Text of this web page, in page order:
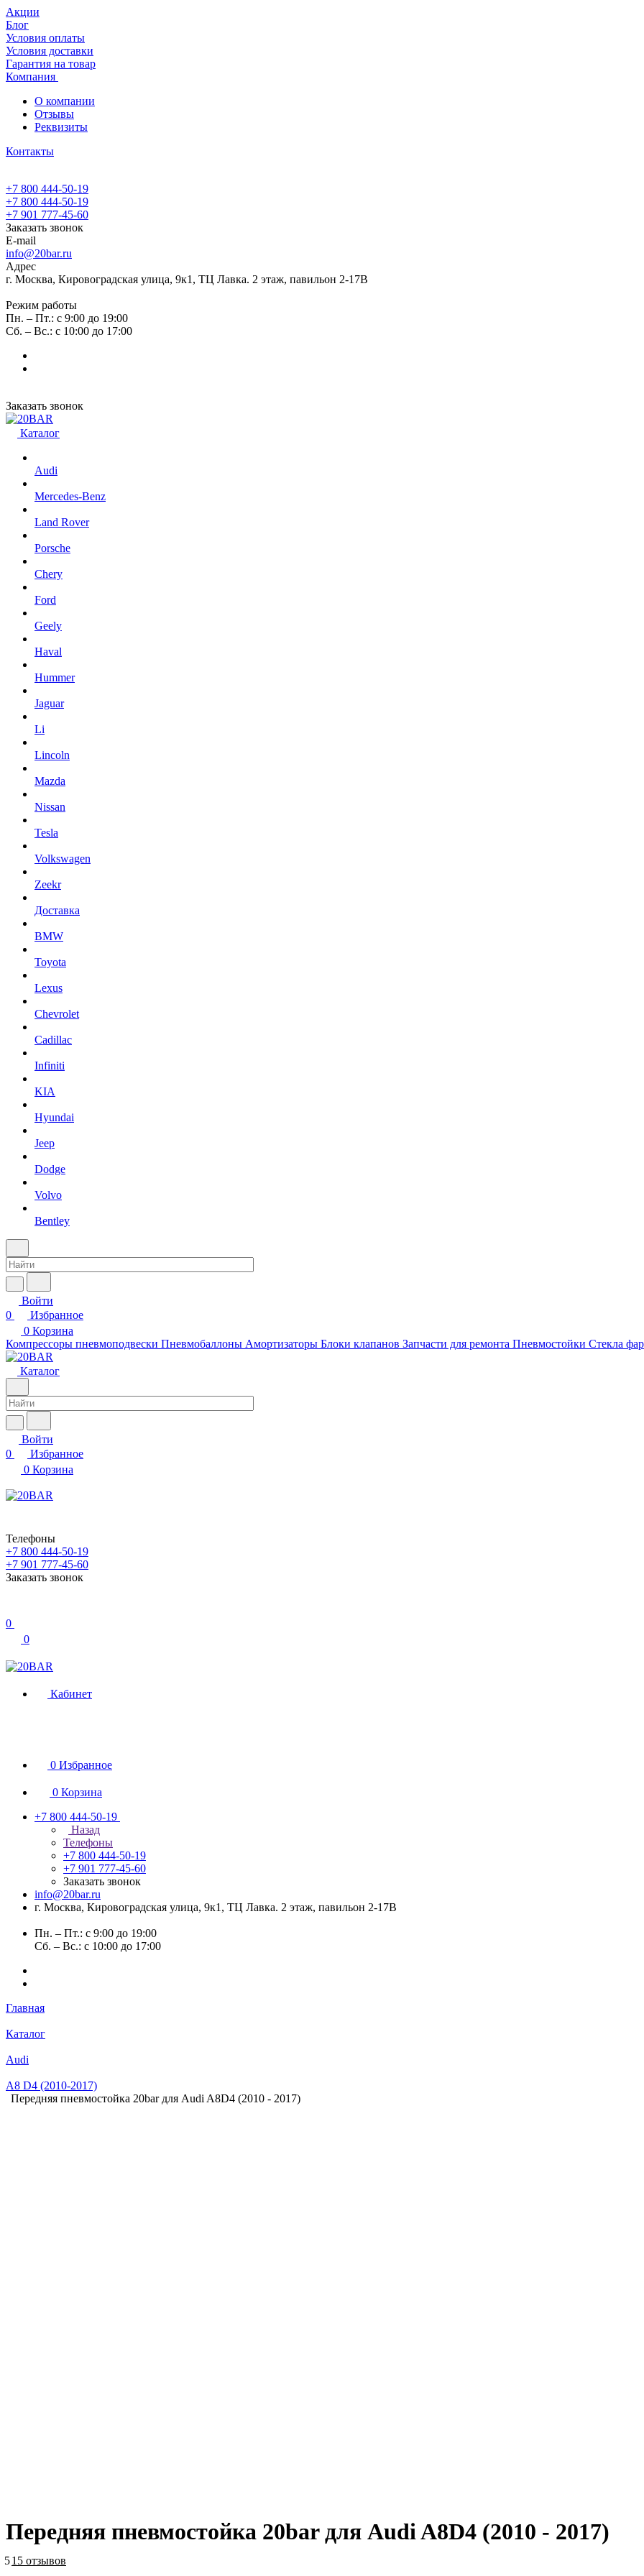
Акции
Блог
Условия оплаты
Условия доставки
Гарантия на товар
Компания
О компании
Отзывы
Реквизиты
Контакты
+7 800 444-50-19
+7 800 444-50-19
+7 901 777-45-60
Заказать звонок
E-mail
info@20bar.ru
Адрес
г. Москва, Кировоградская улица, 9к1, ТЦ Лавка. 2 этаж, павильон 2-17В
Режим работы
Пн. – Пт.: с 9:00 до 19:00
Сб. – Вс.: с 10:00 до 17:00
Заказать звонок
Каталог
Audi
Mercedes-Benz
Land Rover
Porsche
Chery
Ford
Geely
Haval
Hummer
Jaguar
Li
Lincoln
Mazda
Nissan
Tesla
Volkswagen
Zeekr
Доставка
BMW
Toyota
Lexus
Chevrolet
Cadillac
Infiniti
KIA
Hyundai
Jeep
Dodge
Volvo
Bentley
Войти
0
Избранное
0 Корзина
Компрессоры пневмоподвески Пневмобаллоны Амортизаторы Блоки клапанов Запчасти для ремонта Пневмостойки Стекла фар
Каталог
Войти
0
Избранное
0 Корзина
Телефоны
+7 800 444-50-19
+7 901 777-45-60
Заказать звонок
0
0
Кабинет
0 Избранное
0 Корзина
+7 800 444-50-19
Назад
Телефоны
+7 800 444-50-19
+7 901 777-45-60
Заказать звонок
info@20bar.ru
г. Москва, Кировоградская улица, 9к1, ТЦ Лавка. 2 этаж, павильон 2-17В
Пн. – Пт.: с 9:00 до 19:00
Сб. – Вс.: с 10:00 до 17:00
Главная
Каталог
Audi
A8 D4 (2010-2017)
Передняя пневмостойка 20bar для Audi A8D4 (2010 - 2017)
Передняя пневмостойка 20bar для Audi A8D4 (2010 - 2017)
515 отзывов